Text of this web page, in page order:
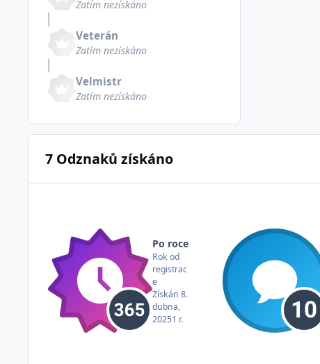
Zatím nezískáno
Veterán
Zatím nezískáno
Velmistr
Zatím nezískáno
7 Odznaků získáno
Po roce
Rok od
registrac
e
Získán 8.
dubna,
20251 r.